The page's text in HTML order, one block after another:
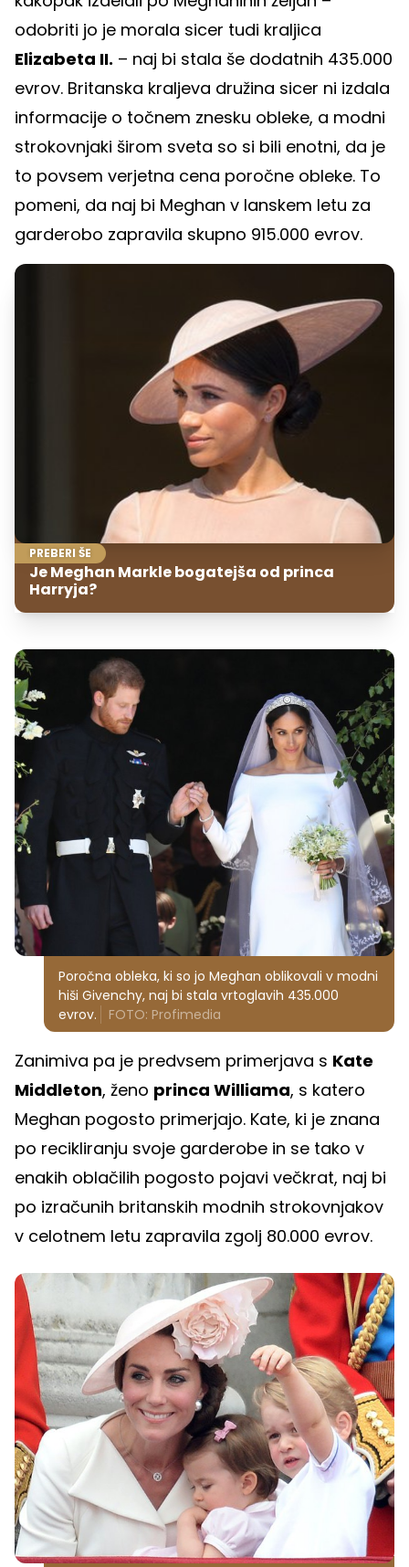
odobriti jo je morala sicer tudi kraljica
Elizabeta II. – naj bi stala še dodatnih 435.000
evrov. Britanska kraljeva družina sicer ni izdala
informacije o točnem znesku obleke, a modni
strokovnjaki širom sveta so si bili enotni, da je
to povsem verjetna cena poročne obleke. To
pomeni, da naj bi Meghan v lanskem letu za
garderobo zapravila skupno 915.000 evrov.
PREBERI ŠE
Je Meghan Markle bogatejša od princa
Harryja?
Poročna obleka, ki so jo Meghan oblikovali v modni
hiši Givenchy, naj bi stala vrtoglavih 435.000
evrov.
FOTO: Profimedia
Zanimiva pa je predvsem primerjava s Kate
Middleton, ženo princa Williama, s katero
Meghan pogosto primerjajo. Kate, ki je znana
po recikliranju svoje garderobe in se tako v
enakih oblačilih pogosto pojavi večkrat, naj bi
po izračunih britanskih modnih strokovnjakov
v celotnem letu zapravila zgolj 80.000 evrov.